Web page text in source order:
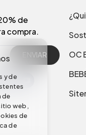
y de
de
web,
de
de
de
compra.
ENVIAR
OC